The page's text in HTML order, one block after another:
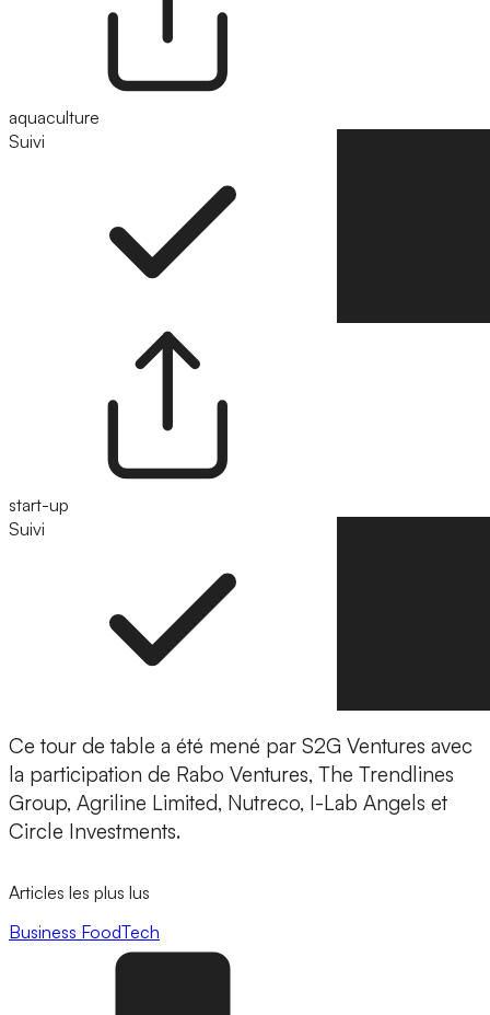
aquaculture
Suivi
start-up
Suivi
Ce tour de table a été mené par S2G Ventures avec
la participation de Rabo Ventures, The Trendlines
Group, Agriline Limited, Nutreco, I-Lab Angels et
Circle Investments.
Articles les plus lus
Business FoodTech